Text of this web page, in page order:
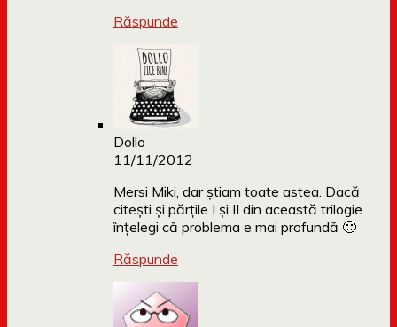
Răspunde
Dollo
11/11/2012
Mersi Miki, dar știam toate astea. Dacă
citești și părțile I și II din această trilogie
înțelegi că problema e mai profundă 🙂
Răspunde